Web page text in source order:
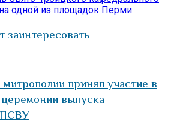
одной из площадок Перми
заинтересовать
принял участие в
выпуска
ПСВУ